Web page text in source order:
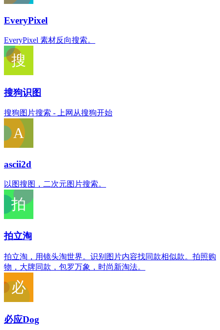
EveryPixel
EveryPixel 素材反向搜索。
搜狗识图
搜狗图片搜索 - 上网从搜狗开始
ascii2d
以图搜图，二次元图片搜索。
拍立淘
拍立淘，用镜头淘世界。识别图片内容找同款相似款。拍照购
物，大牌同款，包罗万象，时尚新淘法。
必应Dog